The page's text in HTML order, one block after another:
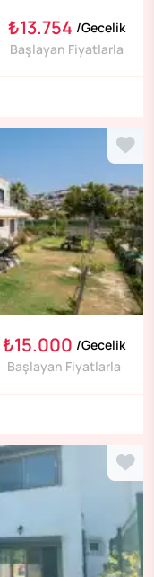
₺13.754 /Gecelik
Başlayan Fiyatlarla
₺15.000 /Gecelik
Başlayan Fiyatlarla